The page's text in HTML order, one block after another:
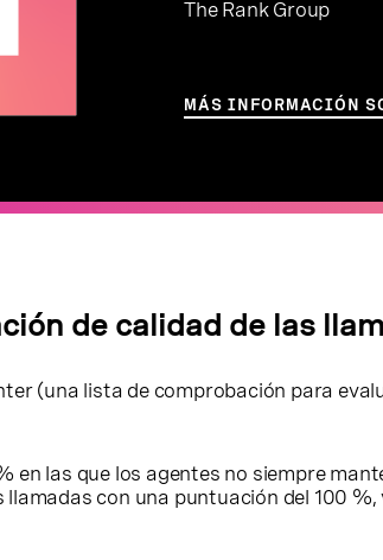
The Rank Group
MÁS INFORMACIÓN
de calidad de las
(una lista de comprobación para
en las que los agentes no siempre
con una puntuación del 100